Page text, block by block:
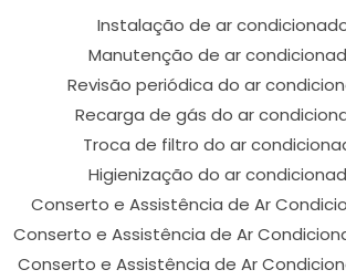
Instalação de ar
Manutenção de ar
Revisão periódica do ar
Recarga de gás do ar
Troca de filtro do ar
Higienização do ar
Conserto e Assistência de Ar
Conserto e Assistência de Ar
Conserto e Assistência de Ar